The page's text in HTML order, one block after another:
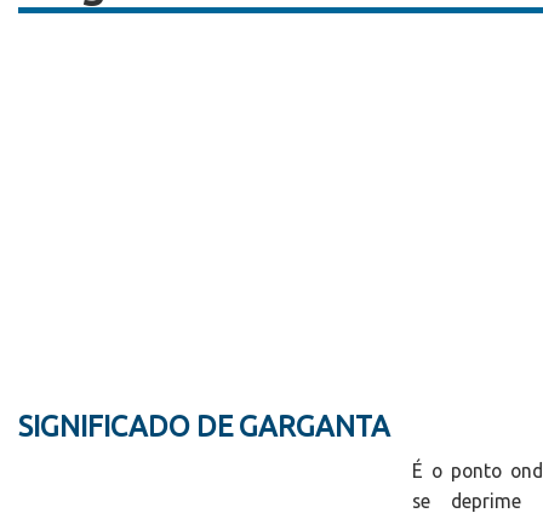
SIGNIFICADO DE GARGANTA
É o ponto
se deprime